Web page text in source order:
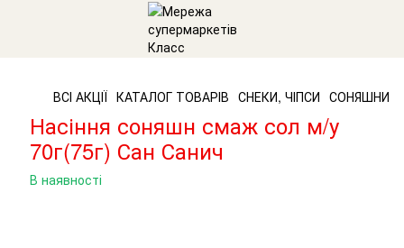
ВСІ АКЦІЇ КАТАЛОГ ТОВАРІВ СНЕКИ, ЧІПСИ
Насіння соняшн смаж сол м/у
70г(75г) Сан Санич
В наявності